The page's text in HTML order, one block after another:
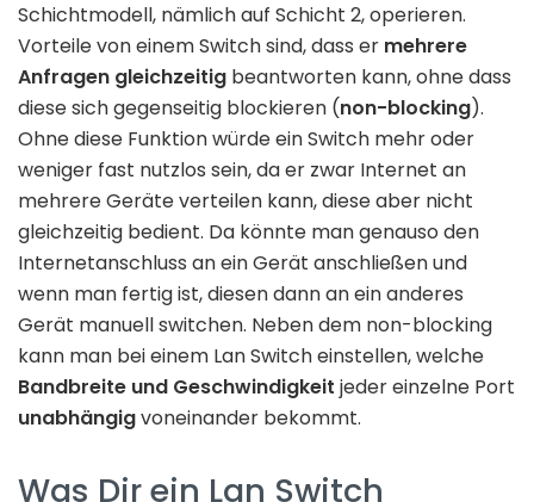
Schichtmodell, nämlich auf Schicht 2, operieren.
Vorteile von einem Switch sind, dass er mehrere
Anfragen gleichzeitig beantworten kann, ohne dass
diese sich gegenseitig blockieren (non-blocking).
Ohne diese Funktion würde ein Switch mehr oder
weniger fast nutzlos sein, da er zwar Internet an
mehrere Geräte verteilen kann, diese aber nicht
gleichzeitig bedient. Da könnte man genauso den
Internetanschluss an ein Gerät anschließen und
wenn man fertig ist, diesen dann an ein anderes
Gerät manuell switchen. Neben dem non-blocking
kann man bei einem Lan Switch einstellen, welche
Bandbreite und Geschwindigkeit jeder einzelne Port
unabhängigvoneinander bekommt.
Was Dir ein Lan Switch